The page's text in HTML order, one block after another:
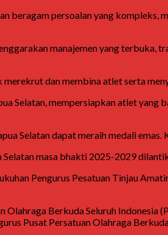
beragam persoalan yang
manajemen yang
dan membina atlet serta
Selatan, mempersiapkan atlet
Selatan dapat meraih medali
Selatan masa bhakti 2025-2029
Pengurus Pesatuan Tinjau
Olahraga Berkuda Seluruh
Pusat Persatuan Olahraga